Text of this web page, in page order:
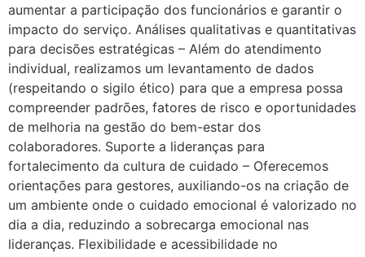
aumentar a participação dos funcionários e garantir o
impacto do serviço. Análises qualitativas e quantitativas
para decisões estratégicas – Além do atendimento
individual, realizamos um levantamento de dados
(respeitando o sigilo ético) para que a empresa possa
compreender padrões, fatores de risco e oportunidades
de melhoria na gestão do bem-estar dos
colaboradores. Suporte a lideranças para
fortalecimento da cultura de cuidado – Oferecemos
orientações para gestores, auxiliando-os na criação de
um ambiente onde o cuidado emocional é valorizado no
dia a dia, reduzindo a sobrecarga emocional nas
lideranças. Flexibilidade e acessibilidade no